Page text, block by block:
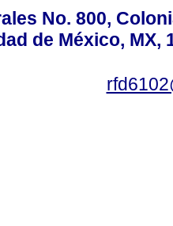
No. 800,
de México, MX,